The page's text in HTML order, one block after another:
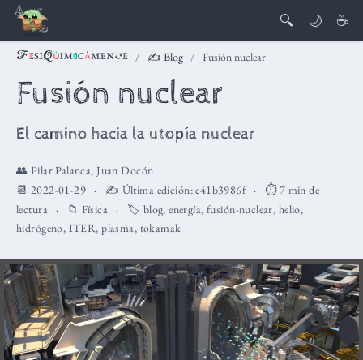
🔍 🌙 ☕
✍️ Blog Fusión nuclear
Fusión nuclear
El camino hacia la utopía nuclear
👥 Pilar Palanca, Juan Docón
📆 2022-01-29
✍️ Última edición:e41b3986f
⏱️ 7 min de
lectura
📁 Física 🏷️ blog,energía,fusión-nuclear, helio,
hidrógeno, ITER,plasma, tokamak